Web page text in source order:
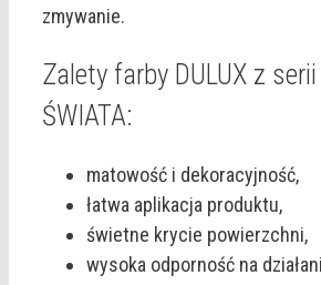
zmywanie.
Zalety farby DULUX z serii
ŚWIATA:
matowość i dekoracyjność,
łatwa aplikacja produktu,
świetne krycie powierzchni,
wysoka odporność na